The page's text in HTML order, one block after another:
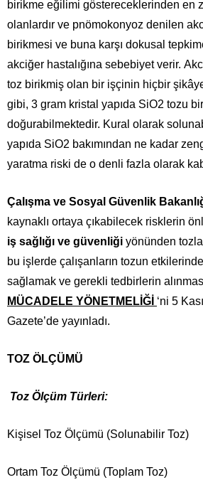
birikme eğilimi göstereceklerinden en
olanlardır ve pnömokonyoz denilen
birikmesi ve buna karşı dokusal
akciğer hastalığına sebebiyet verir.
toz birikmiş olan bir işçinin hiçbir
gibi, 3 gram kristal yapıda SiO2 tozu
doğurabilmektedir. Kural olarak
yapıda SiO2 bakımından ne kadar
yaratma riski de o denli fazla olarak
Çalışma ve Sosyal Güvenlik
kaynaklı ortaya çıkabilecek risklerin
iş sağlığı ve güvenliği yönünden
bu işlerde çalışanların tozun
sağlamak ve gerekli tedbirlerin
MÜCADELE YÖNETMELİĞİ ‘ni 5
Gazete’de yayınladı.
TOZ ÖLÇÜMÜ
Toz Ölçüm Türleri:
Kişisel Toz Ölçümü (Solunabilir Toz)
Ortam Toz Ölçümü (Toplam Toz)